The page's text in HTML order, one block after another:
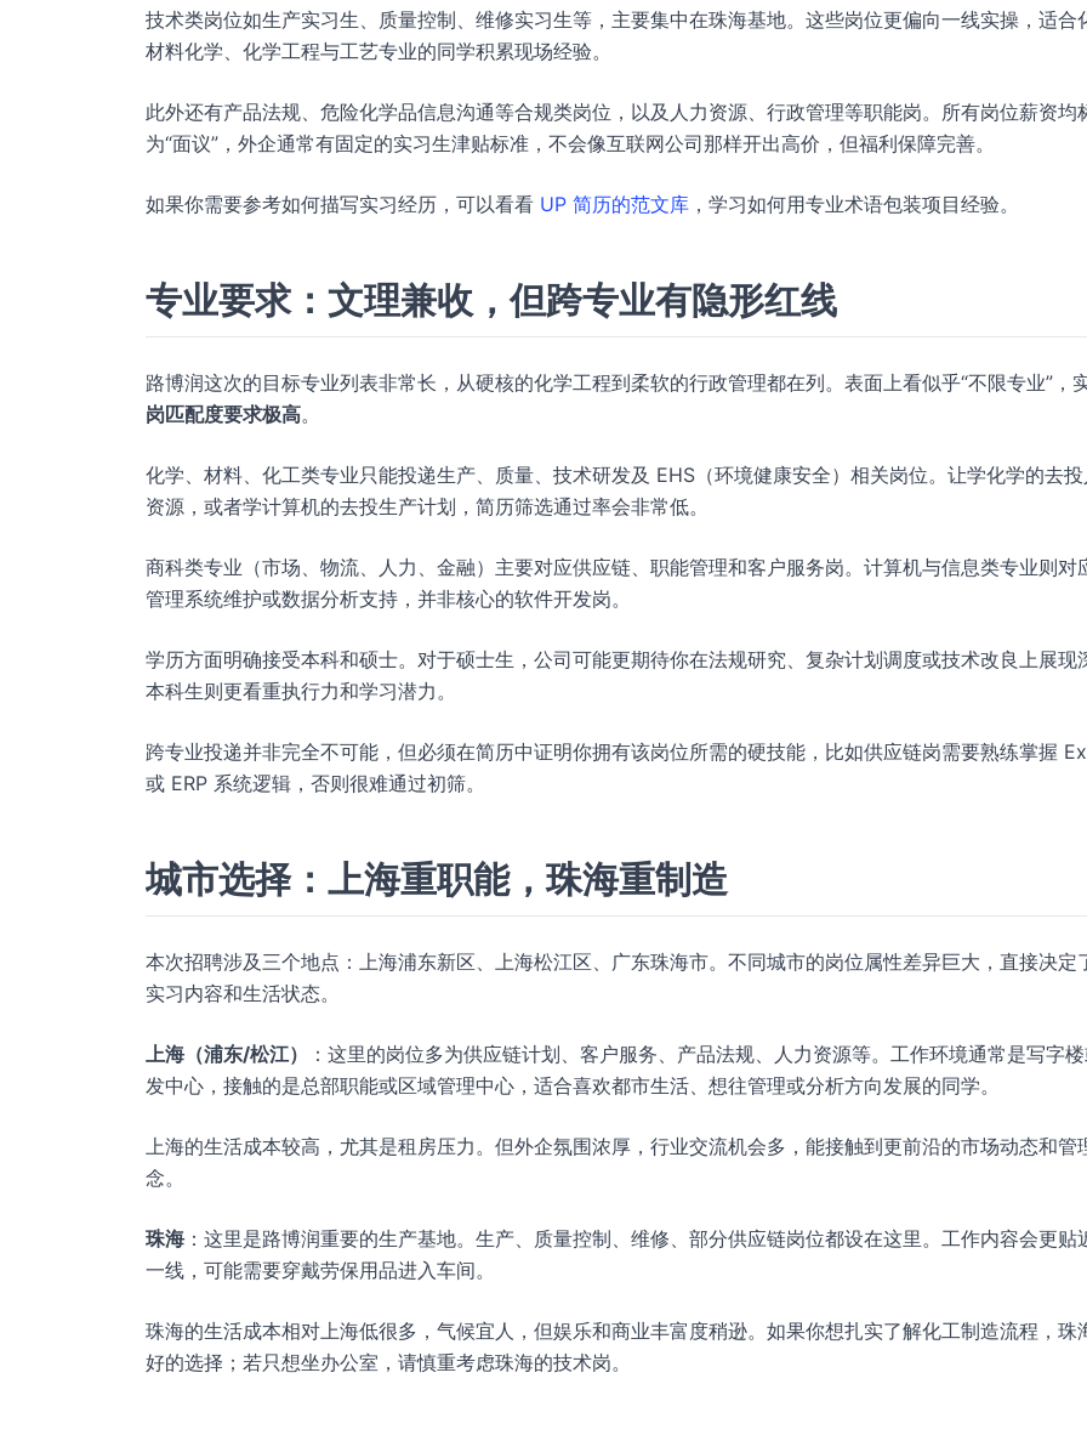
技术类岗位如生产实习生、质量控制、维修实习生等，主要集中在珠海基地。这些岗位更偏向一线实操，适合
材料化学、化学工程与工艺专业的同学积累现场经验。
此外还有产品法规、危险化学品信息沟通等合规类岗位，以及人力资源、行政管理等职能岗。所有岗位薪资均
为“面议”，外企通常有固定的实习生津贴标准，不会像互联网公司那样开出高价，但福利保障完善。
如果你需要参考如何描写实习经历，可以看看 UP 简历的范文库 ，学习如何用专业术语包装项目经验。
专业要求：文理兼收，但跨专业有隐形红线
路博润这次的目标专业列表非常长，从硬核的化学工程到柔软的行政管理都在列。表面上看似乎“不限专业”，
岗匹配度要求极高。
化学、材料、化工类专业只能投递生产、质量、技术研发及 EHS（环境健康安全）相关岗位。让学化学的去投
资源，或者学计算机的去投生产计划，简历筛选通过率会非常低。
商科类专业（市场、物流、人力、金融）主要对应供应链、职能管理和客户服务岗。计算机与信息类专业则对
管理系统维护或数据分析支持，并非核心的软件开发岗。
学历方面明确接受本科和硕士。对于硕士生，公司可能更期待你在法规研究、复杂计划调度或技术改良上展现
本科生则更看重执行力和学习潜力。
跨专业投递并非完全不可能，但必须在简历中证明你拥有该岗位所需的硬技能，比如供应链岗需要熟练掌握
或 ERP 系统逻辑，否则很难通过初筛。
城市选择：上海重职能，珠海重制造
本次招聘涉及三个地点：上海浦东新区、上海松江区、广东珠海市。不同城市的岗位属性差异巨大，直接决定
实习内容和生活状态。
上海（浦东/松江）
：这里的岗位多为供应链计划、客户服务、产品法规、人力资源等。工作环境通常是写字
发中心，接触的是总部职能或区域管理中心，适合喜欢都市生活、想往管理或分析方向发展的同学。
上海的生活成本较高，尤其是租房压力。但外企氛围浓厚，行业交流机会多，能接触到更前沿的市场动态和管
念。
珠海 ：这里是路博润重要的生产基地。生产、质量控制、维修、部分供应链岗位都设在这里。工作内容会更贴
一线，可能需要穿戴劳保用品进入车间。
珠海的生活成本相对上海低很多，气候宜人，但娱乐和商业丰富度稍逊。如果你想扎实了解化工制造流程，珠
好的选择；若只想坐办公室，请慎重考虑珠海的技术岗。